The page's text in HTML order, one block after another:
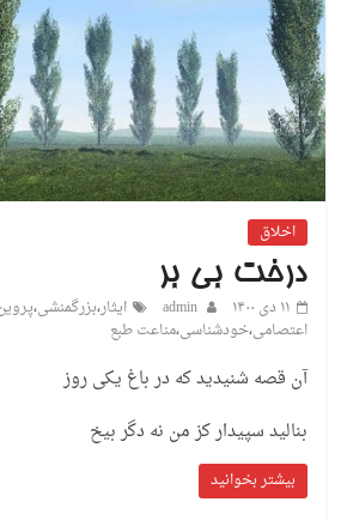
اخلاق
درخت بی بر
۱۱ دی ۱۴۰۰ admin ایثار،بزرگمنشی،
اعتصامی،خودشناسی،مناعت طبع
آن قصه شنیدید که در باغ یکی روز
از جور،
بنالید سپیدار کز من نه دگر بیخ
بیشتر بخوانید